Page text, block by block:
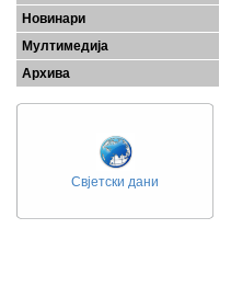
Новинари
Мултимедија
Архива
Свјетски дани